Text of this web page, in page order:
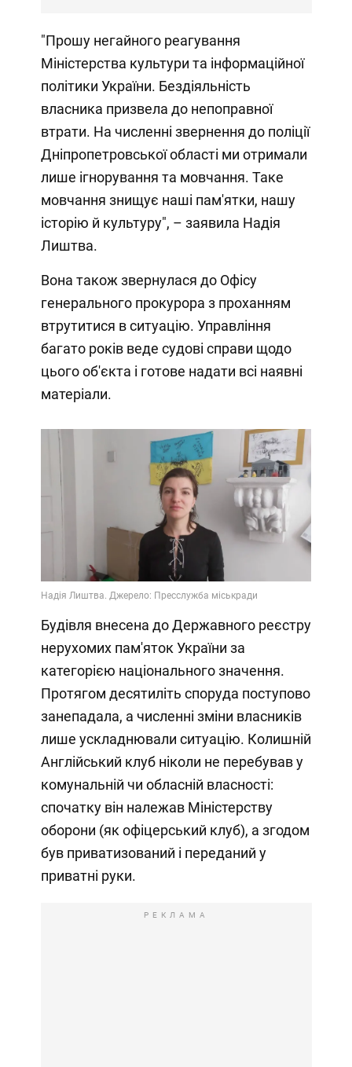
"Прошу негайного реагування
Міністерства культури та інформаційної
політики України. Бездіяльність
власника призвела до непоправної
втрати. На численні звернення до поліції
Дніпропетровської області ми отримали
лише ігнорування та мовчання. Таке
мовчання знищує наші пам'ятки, нашу
історію й культуру", – заявила Надія
Лиштва.
Вона також звернулася до Офісу
генерального прокурора з проханням
втрутитися в ситуацію. Управління
багато років веде судові справи щодо
цього об'єкта і готове надати всі наявні
матеріали.
Будівля внесена до Державного реєстру
нерухомих пам'яток України за
категорією національного значення.
Протягом десятиліть споруда поступово
занепадала, а численні зміни власників
лише ускладнювали ситуацію. Колишній
Англійський клуб ніколи не перебував у
комунальній чи обласній власності:
спочатку він належав Міністерству
оборони (як офіцерський клуб), а згодом
був приватизований і переданий у
приватні руки.
РЕКЛАМА